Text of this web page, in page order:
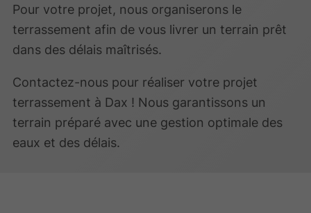
Pour votre projet, nous organiserons le
terrassement afin de vous livrer un terrain prêt
dans des délais maîtrisés.
Contactez-nous pour réaliser votre projet
terrassement à Dax ! Nous garantissons un
terrain préparé avec une gestion optimale des
eaux et des délais.